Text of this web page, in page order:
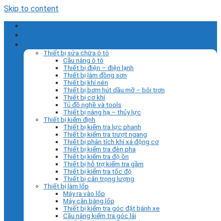
Skip to content
Thiết bị sửa chữa ô tô
Cầu nâng ô tô
Thiết bị điện – điện lạnh
Thiết bị làm đồng sơn
Thiết bị khí nén
Thiết bị bơm hút dầu mỡ – bôi trơn
Thiết bị cơ khí
Tủ đồ nghề và tools
Thiết bị nâng hạ – thủy lực
Thiết bị kiểm định
Thiết bị kiểm tra lực phanh
Thiết bị kiểm tra trượt ngang
Thiết bị phân tích khí xả động cơ
Thiết bị kiểm tra đèn pha
Thiết bị kiểm tra độ ồn
Thiết bị hỗ trợ kiểm tra gầm
Thiết bị kiểm tra tốc độ
Thiết bị cân trọng lượng
Thiết bị làm lốp
Máy ra vào lốp
Máy cân bằng lốp
Thiết bị kiểm tra góc đặt bánh xe
Cầu nâng kiểm tra góc lái